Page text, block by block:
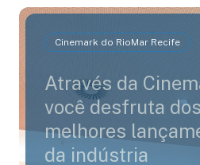
Cinemark do RioMar Recife
Através da
você desfruta dos
melhores
da indústria